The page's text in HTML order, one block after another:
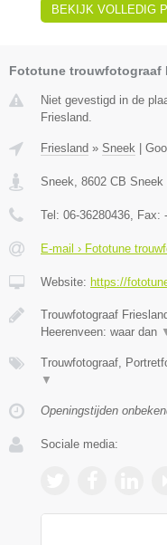
BEKIJK VOLLEDIG
Fototune trouwfotograaf
Niet gevestigd in de
Friesland.
Friesland » Sneek |
Sneek 8602 CB Sneek
Tel: 06-36280436 , Fax: -
E-mail › Fototune
Website: https://
Trouwfotograaf
Heerenveen: waar dan
Trouwfotograaf,
▼
Openingstijden
Sociale media: